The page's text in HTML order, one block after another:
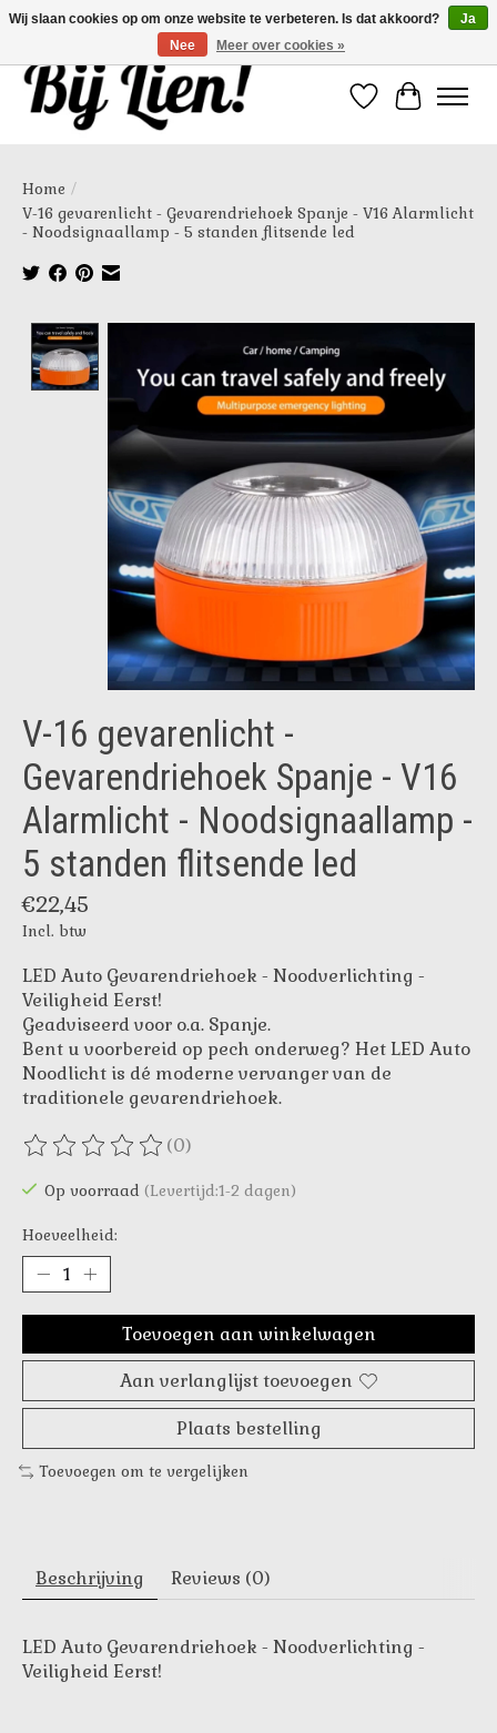
Verlanglijst
Home /
V-16 gevarenlicht - Gevarendriehoek Spanje - V16 Alarmlicht
- Noodsignaallamp - 5 standen flitsende led
V-16 gevarenlicht -
Gevarendriehoek Spanje - V16
Alarmlicht - Noodsignaallamp -
5 standen flitsende led
€22,45
Incl. btw
LED Auto Gevarendriehoek - Noodverlichting -
Veiligheid Eerst!
Geadviseerd voor o.a. Spanje.
Bent u voorbereid op pech onderweg? Het LED Auto
Noodlicht is dé moderne vervanger van de
traditionele gevarendriehoek.
De beoordeling van dit product is
(0)
Op voorraad (Levertijd:1-2 dagen)
Hoeveelheid:
Toevoegen aan winkelwagen
Aan verlanglijst toevoegen
Plaats bestelling
Toevoegen om te vergelijken
Beschrijving Reviews (0)
LED Auto Gevarendriehoek - Noodverlichting -
Veiligheid Eerst!
Wij slaan cookies op om onze website te verbeteren. Is dat akkoord?
Ja
Nee
Meer over cookies »